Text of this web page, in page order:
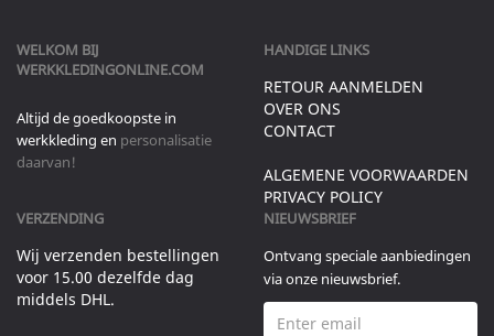
WELKOM BIJ
WERKKLEDINGONLINE.COM
Altijd de goedkoopste in
werkkleding en personalisatie
daarvan!
HANDIGE LINKS
RETOUR AANMELDEN
OVER ONS
CONTACT
ALGEMENE VOORWAARDEN
PRIVACY POLICY
VERZENDING
Wij verzenden bestellingen
voor 15.00 dezelfde dag
middels DHL.
NIEUWSBRIEF
Ontvang speciale aanbiedingen
via onze nieuwsbrief.